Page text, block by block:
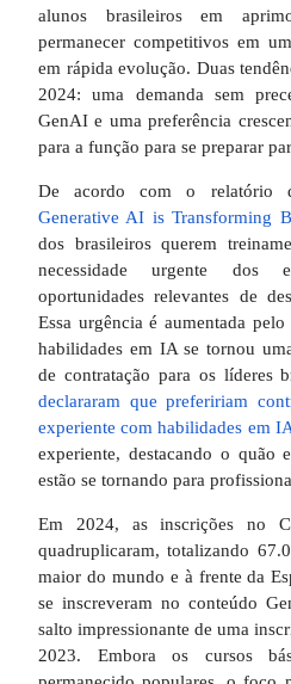
alunos brasileiros em
permanecer competitivos em
em rápida evolução. Duas
2024: uma demanda sem
GenAI e uma preferência
para a função para se preparar
De acordo com o relatório
Generative AI is Transforming
dos brasileiros querem
necessidade urgente dos
oportunidades relevantes de
Essa urgência é aumentada
habilidades em IA se tornou
de contratação para os líderes
declararam que prefeririam
experiente com habilidades em
experiente, destacando o quão
estão se tornando para
Em 2024, as inscrições no
quadruplicaram, totalizando
maior do mundo e à frente da
se inscreveram no conteúdo
salto impressionante de uma
2023. Embora os cursos